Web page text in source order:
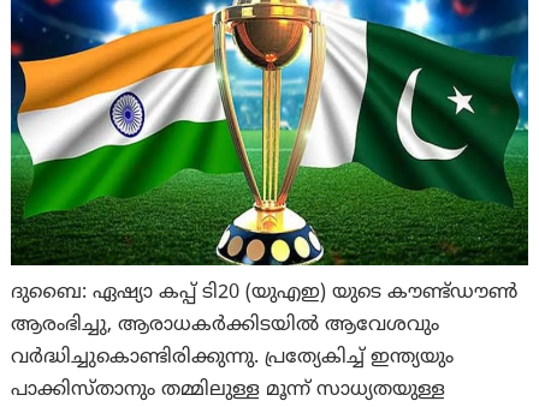
ദുബൈ: ഏഷ്യാ കപ്പ് ടി20 (യുഎഇ) യുടെ കൗണ്ട്ഡൗൺ
ആരംഭിച്ചു, ആരാധകർക്കിടയിൽ ആവേശവും
വര്‍ദ്ധിച്ചുകൊണ്ടിരിക്കുന്നു. പ്രത്യേകിച്ച് ഇന്ത്യയും
പാക്കിസ്താനും തമ്മിലുള്ള മൂന്ന് സാധ്യതയുള്ള